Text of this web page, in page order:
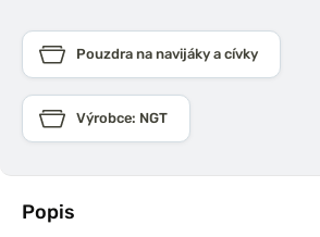
Popis
Pouzdra na navijáky a cívky
Výrobce: NGT